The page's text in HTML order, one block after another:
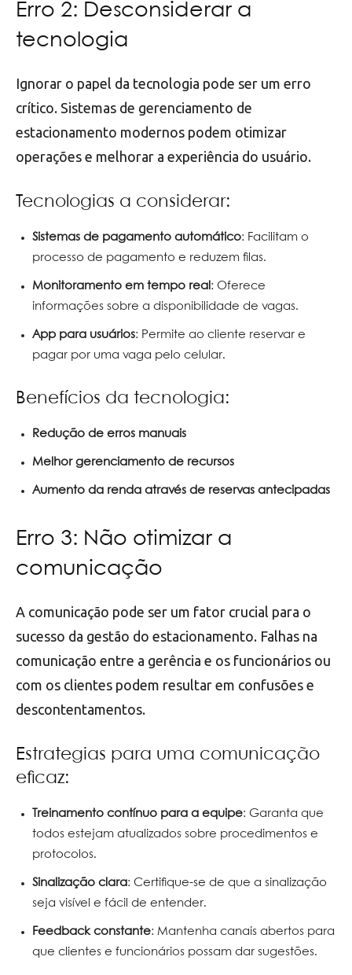
Erro 2: Desconsiderar a
tecnologia
Ignorar o papel da tecnologia pode ser um erro
crítico. Sistemas de gerenciamento de
estacionamento modernos podem otimizar
operações e melhorar a experiência do usuário.
Tecnologias a considerar:
Sistemas de pagamento automático: Facilitam o
processo de pagamento e reduzem filas.
Monitoramento em tempo real : Oferece
informações sobre a disponibilidade de vagas.
App para usuários: Permite ao cliente reservar e
pagar por uma vaga pelo celular.
Benefícios da tecnologia:
Redução de erros manuais
Melhor gerenciamento de recursos
Aumento da renda através de reservas antecipadas
Erro 3: Não otimizar a
comunicação
A comunicação pode ser um fator crucial para o
sucesso da gestão do estacionamento. Falhas na
comunicação entre a gerência e os funcionários ou
com os clientes podem resultar em confusões e
descontentamentos.
Estrategias para uma comunicação
eficaz:
Treinamento contínuo para a equipe: Garanta que
todos estejam atualizados sobre procedimentos e
protocolos.
Sinalização clara: Certifique-se de que a sinalização
seja visível e fácil de entender.
Feedback constante: Mantenha canais abertos para
que clientes e funcionários possam dar sugestões.